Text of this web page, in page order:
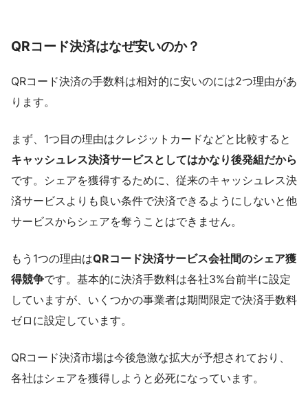
QRコード決済はなぜ安いのか？
QRコード決済の手数料は相対的に安いのには2つ理由があ
ります。
まず、1つ目の理由はクレジットカードなどと比較すると
キャッシュレス決済サービスとしてはかなり後発組だから
です。シェアを獲得するために、従来のキャッシュレス決
済サービスよりも良い条件で決済できるようにしないと他
サービスからシェアを奪うことはできません。
もう1つの理由はQRコード決済サービス会社間のシェア獲
得競争です。基本的に決済手数料は各社3%台前半に設定
していますが、いくつかの事業者は期間限定で決済手数料
ゼロに設定しています。
QRコード決済市場は今後急激な拡大が予想されており、
各社はシェアを獲得しようと必死になっています。